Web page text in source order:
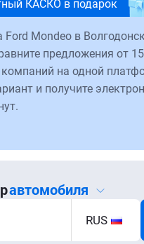
КАСКО в подарок
Mondeo в
предложения от 15
на одной
и получите
автомобиля
RUS